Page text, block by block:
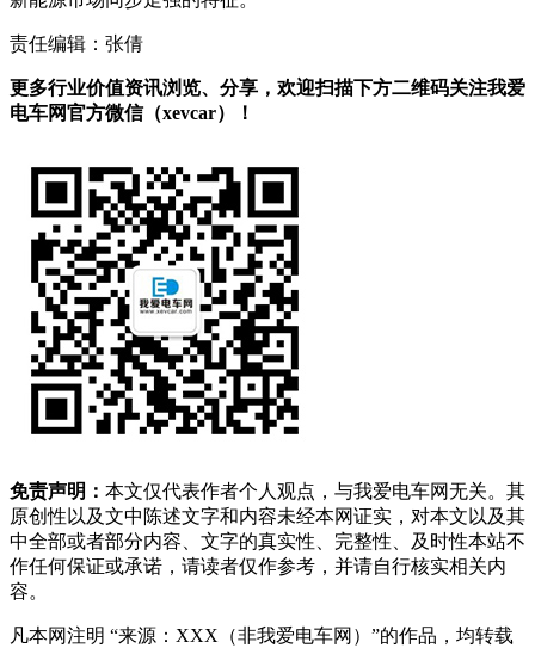
责任编辑：张倩
更多行业价值资讯浏览、分享，欢迎扫描下方二维码关注我爱
电车网官方微信（xevcar）！
免责声明： 本文仅代表作者个人观点，与我爱电车网无关。其
原创性以及文中陈述文字和内容未经本网证实，对本文以及其
中全部或者部分内容、文字的真实性、完整性、及时性本站不
作任何保证或承诺，请读者仅作参考，并请自行核实相关内
容。
凡本网注明 “来源：XXX（非我爱电车网）”的作品，均转载